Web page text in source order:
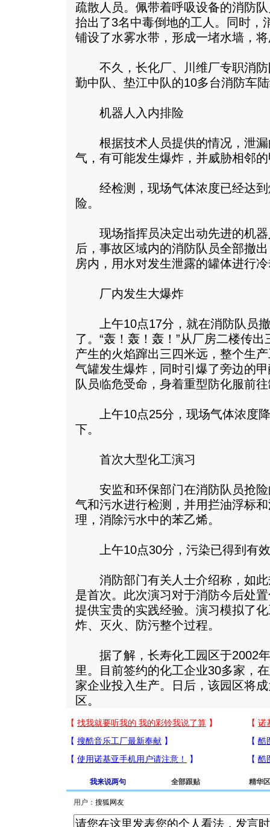
疏散人员。佩带着呼吸设备的消防
抬出了3名中毒倒地的工人。同时，
铺设了水雾水带，形成一堵水墙，
不久，长化厂、川维厂专职消防
勤中队、垫江中队的10多台消防车
机器人入内排险
根据技术人员提供的情况，泄漏
气，有可能发生爆炸，并威胁相邻
经检测，现场气体浓度已经达到
险。
现场指挥员决定出动先进的机器
后，事故区域内的消防队员全部撤
房内，用水对发生泄露的罐体进行
厂内发生大爆炸
上午10点17分，就在消防队员撤
了。“轰！轰！轰！”从厂房二楼传
产生的火焰蹿出三四米远，整个生
气罐发生爆炸，同时引爆了旁边的
队员临危受命，身着重型防化服前
上午10点25分，现场气体浓度降
下。
首次大型化工演习
安监和环保部门在消防队员抢险
气和污水进行检测，并用拦油浮标
理，消除污水中的苯乙烯。
上午10点30分，污染已得到有
消防部门有关人士介绍称，如此
是首次。此次演习对于消防今后处
提供宝贵的实践经验。演习模拟了
炸、灭火、防污整个过程。
据了解，长寿化工园区于2002年
里。目前签约的化工企业30多家，
家企业投入生产。日后，该园区将
区。
我来说两句 全部跟贴 精华区
用户：